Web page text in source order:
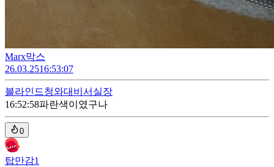
Marx막스
26.03.2516:53:07
블라인드청와대비서실장
16:52:58파란색이였구나
0
탑만감1